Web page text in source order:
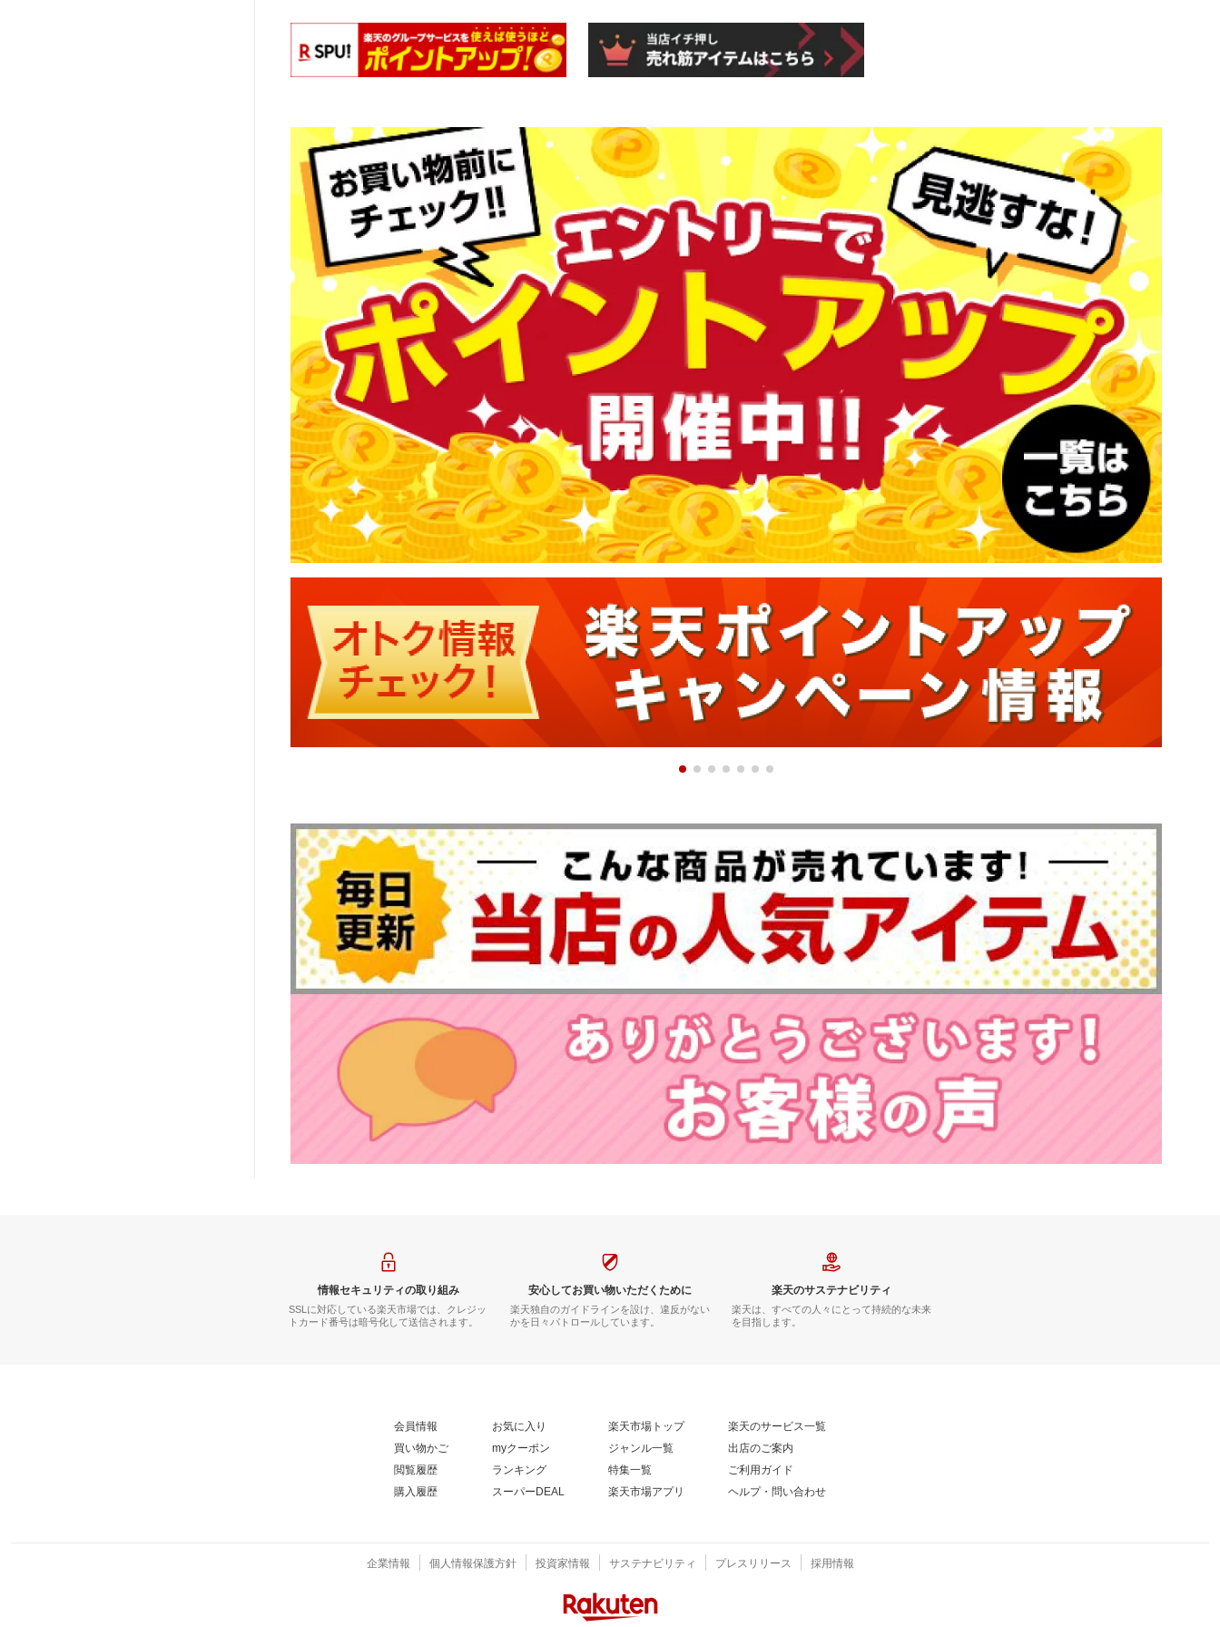
情報セキュリティの取り組み
SSLに対応している楽天市場では、クレジッ
トカード番号は暗号化して送信されます。
安心してお買い物いただくために
楽天独自のガイドラインを設け、違反がない
かを日々パトロールしています。
楽天のサステナビリティ
楽天は、すべての人々にとって持続的な未来
を目指します。
会員情報
買い物かご
閲覧履歴
購入履歴
お気に入り
myクーポン
ランキング
スーパーDEAL
楽天市場トップ
ジャンル一覧
特集一覧
楽天市場アプリ
楽天のサービス一覧
出店のご案内
ご利用ガイド
ヘルプ・問い合わせ
企業情報 個人情報保護方針 投資家情報 サステナビリティ プレスリリース 採用情報